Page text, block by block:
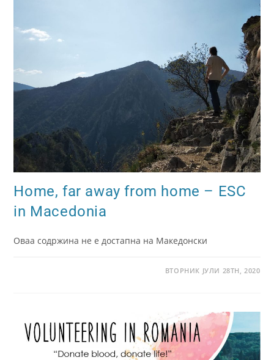
Home, far away from home – ESC
in Macedonia
Оваа содржина не е достапна на Македонски
ВТОРНИК ЈУЛИ 28TH, 2020